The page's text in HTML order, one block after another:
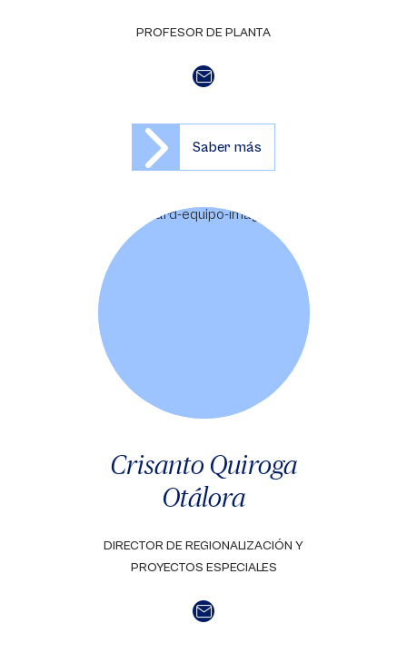
PROFESOR DE PLANTA
Saber más
Crisanto Quiroga
Otálora
DIRECTOR DE REGIONALIZACIÓN Y
PROYECTOS ESPECIALES